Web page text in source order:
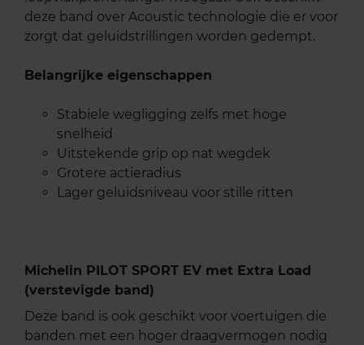
deze band over Acoustic technologie die er voor
zorgt dat geluidstrillingen worden gedempt.
Belangrijke eigenschappen
Stabiele wegligging zelfs met hoge
snelheid
Uitstekende grip op nat wegdek
Grotere actieradius
Lager geluidsniveau voor stille ritten
Michelin PILOT SPORT EV met Extra Load
(verstevigde band)
Deze band is ook geschikt voor voertuigen die
banden met een hoger draagvermogen nodig